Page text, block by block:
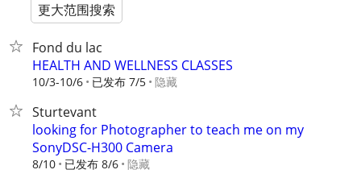
更大范围搜索
Fond du lac
HEALTH AND WELLNESS CLASSES
10/3-10/6 已发布 7/5 隐藏
Sturtevant
looking for Photographer to teach me on my
SonyDSC-H300 Camera
8/10 已发布 8/6 隐藏